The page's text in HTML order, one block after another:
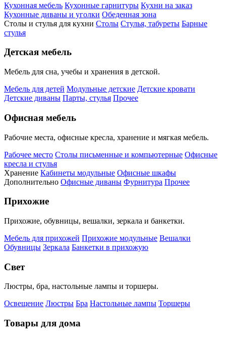
Кухонная мебель Кухонные гарнитуры Кухни на заказ
Кухонные диваны и уголки Обеденная зона
Столы и стулья для кухни Столы Стулья, табуреты Барные
стулья
Детская мебель
Мебель для сна, учебы и хранения в детской.
Мебель для детей Модульные детские Детские кровати
Детские диваны Парты, стулья Прочее
Офисная мебель
Рабочие места, офисные кресла, хранение и мягкая мебель.
Рабочее место Столы письменные и компьютерные Офисные
кресла и стулья
Хранение Кабинеты модульные Офисные шкафы
Дополнительно Офисные диваны Фурнитура Прочее
Прихожие
Прихожие, обувницы, вешалки, зеркала и банкетки.
Мебель для прихожей Прихожие модульные Вешалки
Обувницы Зеркала Банкетки в прихожую
Свет
Люстры, бра, настольные лампы и торшеры.
Освещение Люстры Бра Настольные лампы Торшеры
Товары для дома